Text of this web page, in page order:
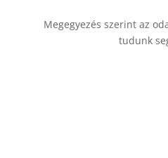
Megegyezés szerint az
tudunk